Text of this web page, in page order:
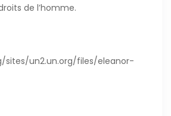
de l’homme.
sites/un2.un.org/files/eleanor-